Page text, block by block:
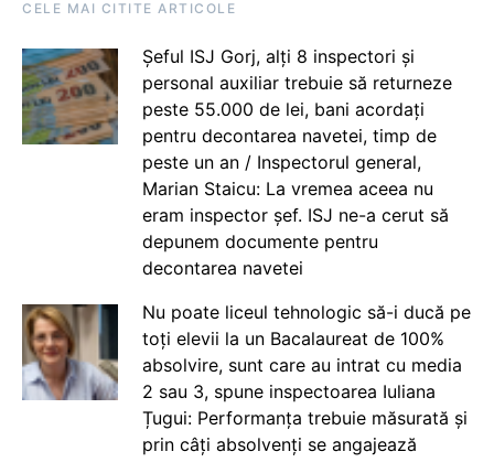
CELE MAI CITITE ARTICOLE
Șeful ISJ Gorj, alți 8 inspectori și
personal auxiliar trebuie să returneze
peste 55.000 de lei, bani acordați
pentru decontarea navetei, timp de
peste un an / Inspectorul general,
Marian Staicu: La vremea aceea nu
eram inspector șef. ISJ ne-a cerut să
depunem documente pentru
decontarea navetei
Nu poate liceul tehnologic să-i ducă pe
toți elevii la un Bacalaureat de 100%
absolvire, sunt care au intrat cu media
2 sau 3, spune inspectoarea Iuliana
Țugui: Performanța trebuie măsurată și
prin câți absolvenți se angajează